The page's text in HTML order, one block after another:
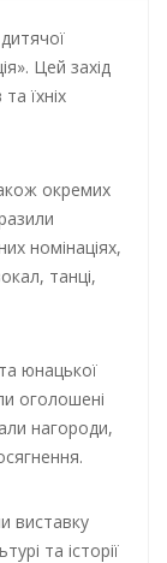
Цей захід
їхніх
окремих
номінаціях,
танці,
юнацької
оголошені
нагороди,
виставку
та історії